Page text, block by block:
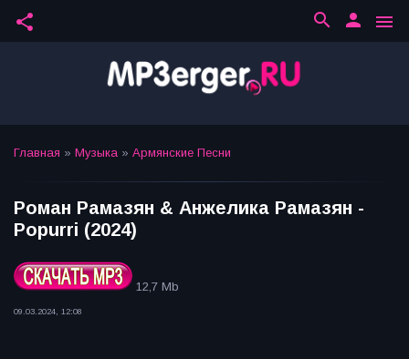
share menu
person
search
Главная » Музыка » Армянские Песни
Роман Рамазян & Анжелика Рамазян -
Popurri (2024)
12,7 Mb
09.03.2024, 12:08